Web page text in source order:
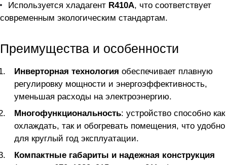
Используется хладагент R410A, что соответствует
современным экологическим стандартам.
Преимущества и особенности
Инверторная технология обеспечивает плавную
регулировку мощности и энергоэффективность,
уменьшая расходы на электроэнергию.
Многофункциональность: устройство способно как
охлаждать, так и обогревать помещения, что удобно
для круглый год эксплуатации.
Компактные габариты и надежная конструкция